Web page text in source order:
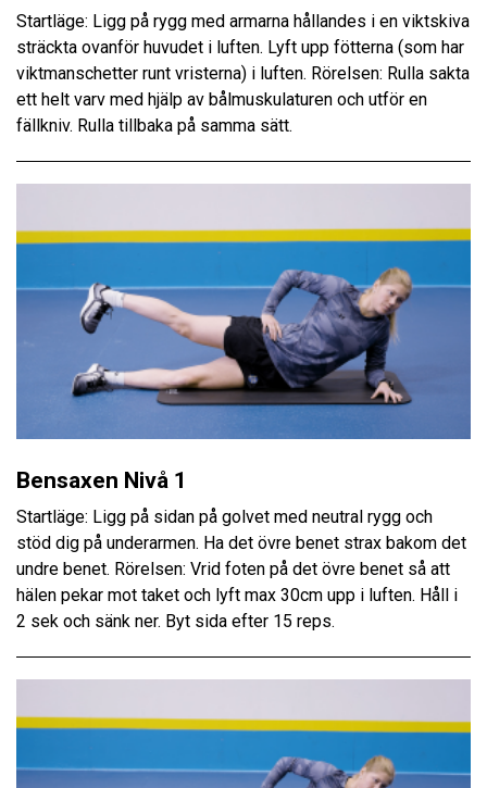
Startläge: Ligg på rygg med armarna hållandes i en viktskiva
sträckta ovanför huvudet i luften. Lyft upp fötterna (som har
viktmanschetter runt vristerna) i luften. Rörelsen: Rulla sakta
ett helt varv med hjälp av bålmuskulaturen och utför en
fällkniv. Rulla tillbaka på samma sätt.
Bensaxen Nivå 1
Startläge: Ligg på sidan på golvet med neutral rygg och
stöd dig på underarmen. Ha det övre benet strax bakom det
undre benet. Rörelsen: Vrid foten på det övre benet så att
hälen pekar mot taket och lyft max 30cm upp i luften. Håll i
2 sek och sänk ner. Byt sida efter 15 reps.